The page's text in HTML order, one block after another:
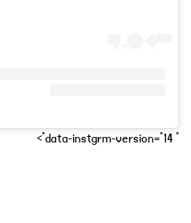
" data-instgrm-version="14">